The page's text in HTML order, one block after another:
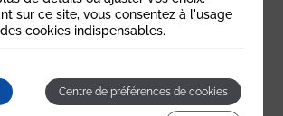
sur ce site, vous consentez à l'usage
des cookies indispensables.
Centre de préférences de cookies